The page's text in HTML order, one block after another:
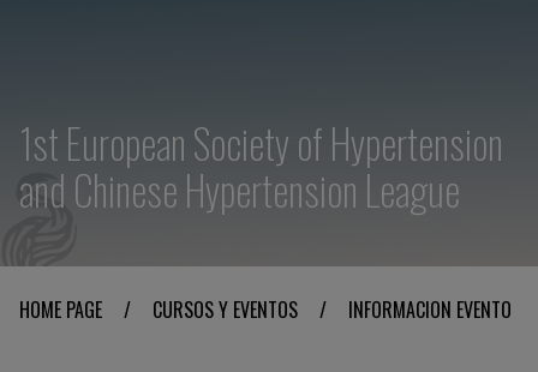
1st European Society of Hypertension
and Chinese Hypertension League
HOME PAGE / CURSOS Y EVENTOS / INFORMACION EVENTO